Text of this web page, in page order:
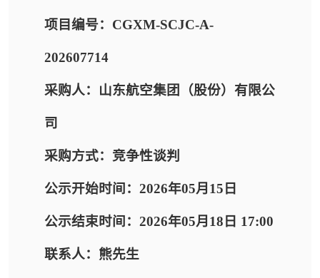
项目编号：CGXM-SCJC-A-
202607714
采购人：山东航空集团（股份）有限公
司
采购方式：竞争性谈判
公示开始时间：2026年05月15日
公示结束时间：2026年05月18日 17:00
联系人：熊先生